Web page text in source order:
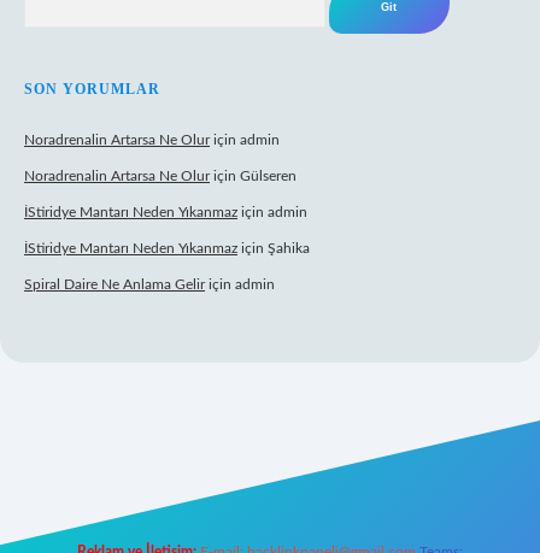
SON YORUMLAR
Noradrenalin Artarsa Ne Oluriçin admin
Noradrenalin Artarsa Ne Oluriçin Gülseren
İStiridye Mantarı Neden Yıkanmaz için admin
İStiridye Mantarı Neden Yıkanmaz için Şahika
Spiral Daire Ne Anlama Geliriçin admin